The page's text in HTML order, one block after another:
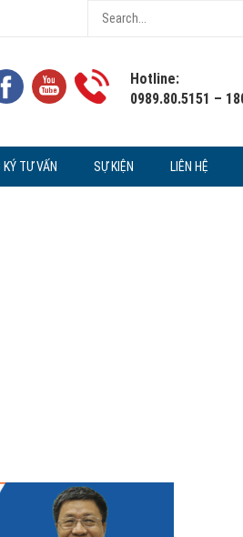
Hotline:
0989.80.5151 –
TƯ VẤN SỰ KIỆN LIÊN HỆ